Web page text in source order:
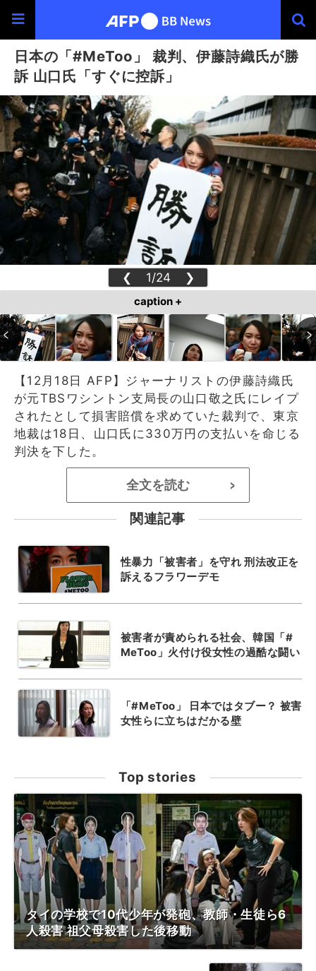
日本の「#MeToo」 裁判、伊藤詩織氏が勝
訴 山口氏「すぐに控訴」
❮ 1/24 ❯
caption +
【12月18日 AFP】ジャーナリストの伊藤詩織氏
が元TBSワシントン支局長の山口敬之氏にレイプ
されたとして損害賠償を求めていた裁判で、東京
地裁は18日、山口氏に330万円の支払いを命じる
判決を下した。
全文を読む >
関連記事
性暴力「被害者」を守れ 刑法改正を
訴えるフラワーデモ
被害者が責められる社会、韓国「#
MeToo」火付け役女性の過酷な闘い
「#MeToo」 日本ではタブー？ 被害
女性らに立ちはだかる壁
Top stories
タイの学校で10代少年が発砲、教師・生徒ら6
人殺害 祖父母殺害した後移動